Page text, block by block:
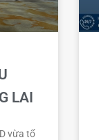
LAI
vừa tổ